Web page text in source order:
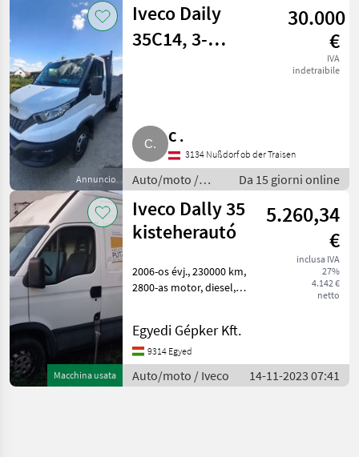
Paese Filtri
PERCORSO
ATTUALE
Auto/camion/moto
Auto
Moto
Altre
Auto E
Moto
Iveco
SCEGLI
CATEGORIA
Nero
Carello
Reimposta
Annuncio
Iveco Daily
35C14, 3-
30.000
€
IVA
indetraibile
C .
3134 Nußdorf ob der Traisen
Auto/moto /
Altre auto e
moto
Da 15 giorni online
Macchina usata
Iveco Dally 35
kisteherautó
5.260,34
€
inclusa IVA
27%
4.142 €
netto
2006-os évj., 230000 km,
2800-as motor, diesel,
papíros, jó állapotban
eladó. Auto/moto Altre
auto e moto
Egyedi Gépker Kft.
9314 Egyed
Auto/moto / Iveco 14-11-2023 07:41